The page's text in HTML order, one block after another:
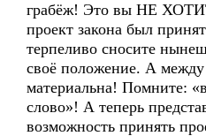
грабёж! Это вы НЕ
проект закона был
терпеливо сносите
своё положение. А
материальна! Помните:
слово»! А теперь
возможность принять